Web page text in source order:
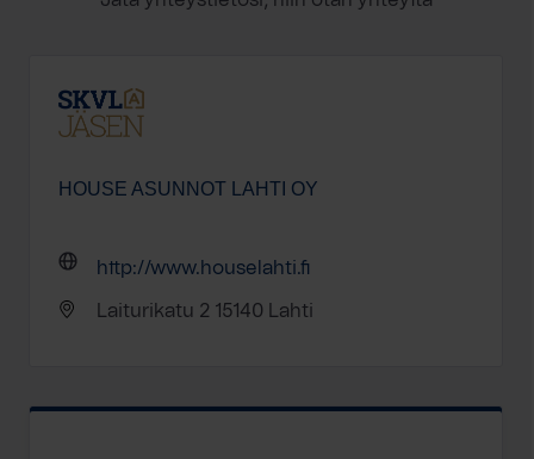
HOUSE ASUNNOT LAHTI OY
http://www.houselahti.fi
Laiturikatu 2 15140 Lahti